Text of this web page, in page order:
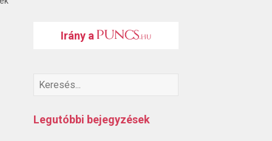
Irány a
Legutóbbi bejegyzések